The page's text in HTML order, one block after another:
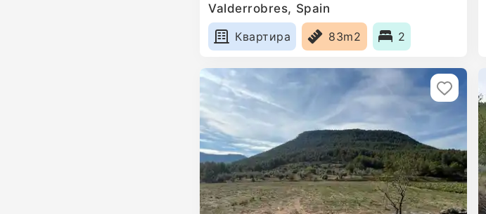
Valderrobres, Spain
Квартира
83m2 2